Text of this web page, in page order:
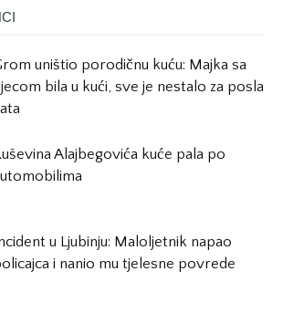
uništio porodičnu kuću: Majka sa
bila u kući, sve je nestalo za posla
Alajbegovića kuće pala po
u Ljubinju: Maloljetnik napao
i nanio mu tjelesne povrede